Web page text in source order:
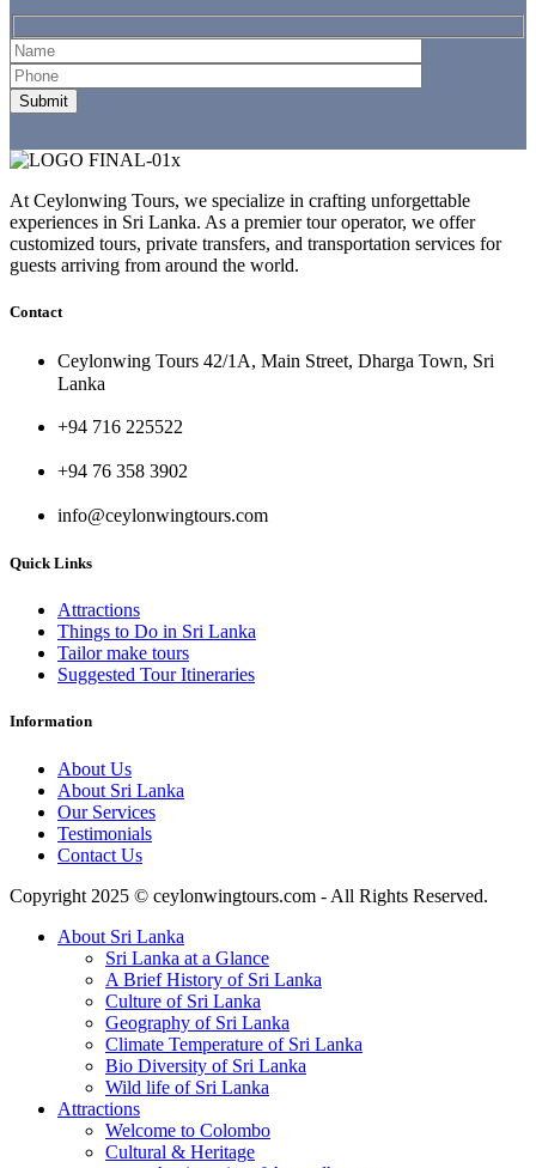
At Ceylonwing Tours, we specialize in crafting unforgettable
experiences in Sri Lanka. As a premier tour operator, we offer
customized tours, private transfers, and transportation services for
guests arriving from around the world.
Contact
Ceylonwing Tours 42/1A, Main Street, Dharga Town, Sri
Lanka
+94 716 225522
+94 76 358 3902
info@ceylonwingtours.com
Quick Links
Attractions
Things to Do in Sri Lanka
Tailor make tours
Suggested Tour Itineraries
Information
About Us
About Sri Lanka
Our Services
Testimonials
Contact Us
Copyright 2025 © ceylonwingtours.com - All Rights Reserved.
About Sri Lanka
Sri Lanka at a Glance
A Brief History of Sri Lanka
Culture of Sri Lanka
Geography of Sri Lanka
Climate Temperature of Sri Lanka
Bio Diversity of Sri Lanka
Wild life of Sri Lanka
Attractions
Welcome to Colombo
Cultural & Heritage